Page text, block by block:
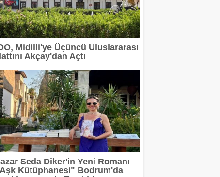
ediyor
Info Showroom'da buluştu
geleceğini anlatacak
milyar TL'ye taşıdı
Arasında
Midilli'ye Üçüncü Uluslararası
Akçay'dan Açtı
Seda Diker'in Yeni Romanı
Kütüphanesi" Bodrum'da